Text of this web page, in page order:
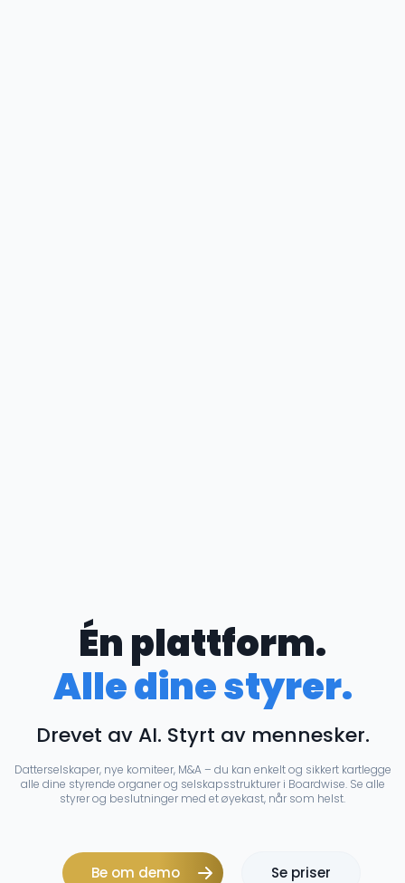
Én plattform.
Alle dine styrer.
Drevet av AI. Styrt av mennesker.
Datterselskaper, nye komiteer, M&A – du kan enkelt og sikkert kartlegge
alle dine styrende organer og selskapsstrukturer i Boardwise. Se alle
styrer og beslutninger med et øyekast, når som helst.
Be om demo Se priser